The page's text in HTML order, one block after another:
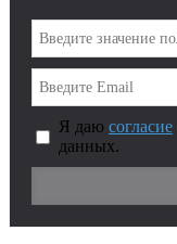
Я даю согласие
данных.